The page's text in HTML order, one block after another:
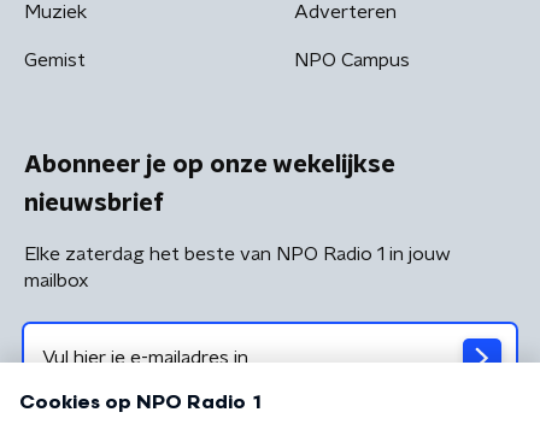
Muziek
Gemist
Adverteren
NPO Campus
Abonneer je op onze wekelijkse
nieuwsbrief
Elke zaterdag het beste van NPO Radio 1 in jouw
mailbox